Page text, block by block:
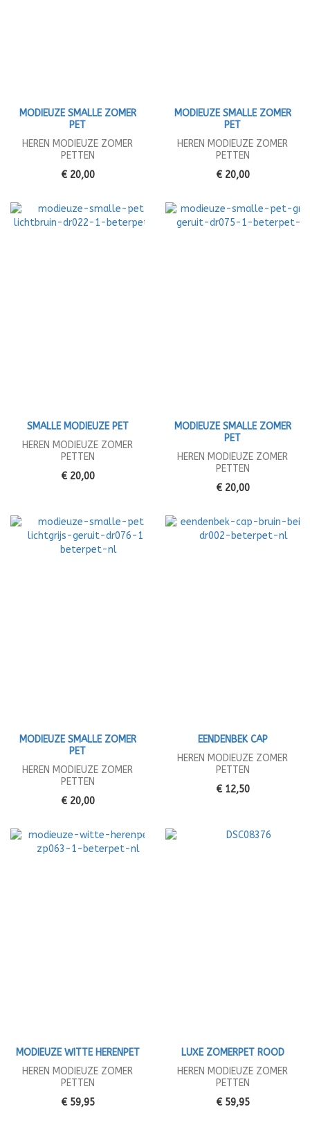
MODIEUZE SMALLE ZOMER
PET
HEREN MODIEUZE ZOMER
PETTEN
€ 20,00
MODIEUZE SMALLE ZOMER
PET
HEREN MODIEUZE ZOMER
PETTEN
€ 20,00
SMALLE MODIEUZE PET
HEREN MODIEUZE ZOMER
PETTEN
€ 20,00
MODIEUZE SMALLE ZOMER
PET
HEREN MODIEUZE ZOMER
PETTEN
€ 20,00
MODIEUZE SMALLE ZOMER
PET
HEREN MODIEUZE ZOMER
PETTEN
€ 20,00
EENDENBEK CAP
HEREN MODIEUZE ZOMER
PETTEN
€ 12,50
MODIEUZE WITTE HERENPET
HEREN MODIEUZE ZOMER
PETTEN
€ 59,95
LUXE ZOMERPET ROOD
HEREN MODIEUZE ZOMER
PETTEN
€ 59,95